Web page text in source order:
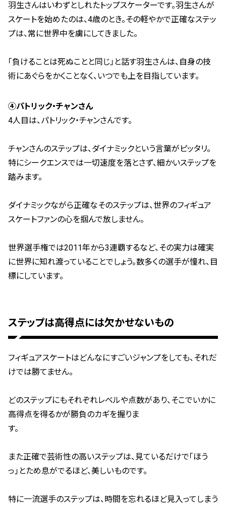
羽生さんはいわずとしれたトップスケーターです。羽生さんが
スケートを始めたのは、4歳のとき。その軽やかで正確なステッ
プは、常に世界中を虜にしてきました。
「負けることは死ぬことと同じ」と話す羽生さんは、自身の技
術にあぐらをかくことなく、いつでも上を目指しています。
④パトリック・チャンさん
4人目は、パトリック・チャンさんです。
チャンさんのステップは、ダイナミックという言葉がピッタリ。
特にシークエンスでは一切速度を落とさず、細かいステップを
踏みます。
ダイナミックながら正確なそのステップは、世界のフィギュア
スケートファンの心を掴んで放しません。
世界選手権では2011年から3連覇するなど、その実力は確実
に世界に知れ渡っていることでしょう。数多くの選手が憧れ、目
標にしています。
ステップは高得点には欠かせないもの
フィギュアスケートはどんなにすごいジャンプをしても、それだ
けでは勝てません。
どのステップにもそれぞれレベルや点数があり、そこでいかに
高得点を得るかが勝負のカギを握りま
す。
また正確で芸術性の高いステップは、見ているだけで「ほう
っ」とため息がでるほど、美しいものです。
特に一流選手のステップは、時間を忘れるほど見入ってしまう